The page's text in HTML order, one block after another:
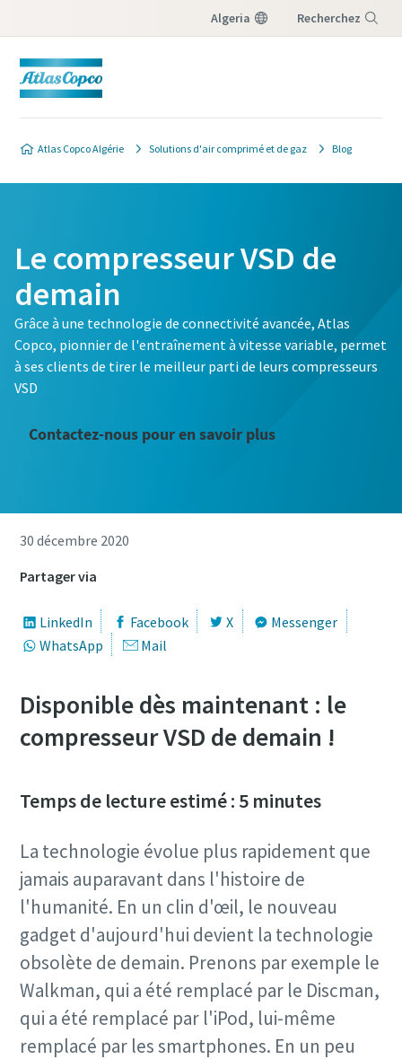
Algeria Recherchez
Atlas Copco Algérie Solutions d'air comprimé et de gaz Blog
Le compresseur VSD de
demain
Grâce à une technologie de connectivité avancée, Atlas
Copco, pionnier de l'entraînement à vitesse variable, permet
à ses clients de tirer le meilleur parti de leurs compresseurs
VSD
Contactez-nous pour en savoir plus
30 décembre 2020
Partager via
LinkedIn Facebook X
Messenger
WhatsApp
Mail
Disponible dès maintenant : le
compresseur VSD de demain !
Temps de lecture estimé : 5 minutes
La technologie évolue plus rapidement que
jamais auparavant dans l'histoire de
l'humanité. En un clin d'œil, le nouveau
gadget d'aujourd'hui devient la technologie
obsolète de demain. Prenons par exemple le
Walkman, qui a été remplacé par le Discman,
qui a été remplacé par l'iPod, lui-même
remplacé par les smartphones. En un peu